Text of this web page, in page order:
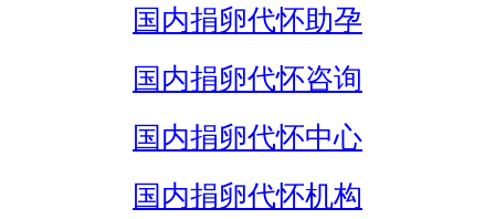
国内捐卵代怀助孕
国内捐卵代怀咨询
国内捐卵代怀中心
国内捐卵代怀机构